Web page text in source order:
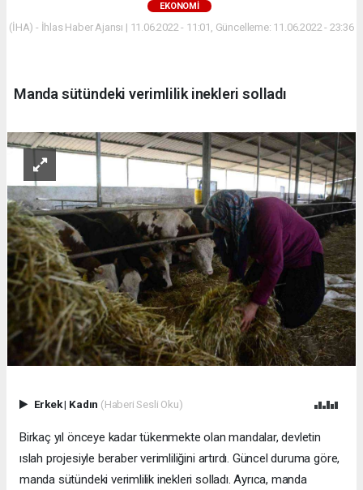
EKONOMİ
(İHA) - İhlas Haber Ajansı | 11.06.2022 - 11:01, Güncelleme: 11.06.2022 - 23:36
Manda sütündeki verimlilik inekleri solladı
Erkek| Kadın (Haberi Sesli Oku)
Birkaç yıl önceye kadar tükenmekte olan mandalar, devletin
ıslah projesiyle beraber verimliliğini artırdı. Güncel duruma göre,
manda sütündeki verimlilik inekleri solladı. Ayrıca, manda